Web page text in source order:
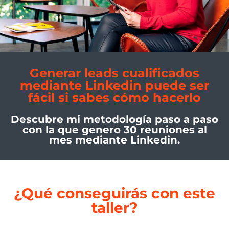
Generar leads cualificados
mediante Linkedin puede ser
fácil si sabes cómo hacerlo
Descubre mi metodología paso a paso
con la que genero 30 reuniones al
mes mediante Linkedin.
¿Qué conseguirás con este
taller?